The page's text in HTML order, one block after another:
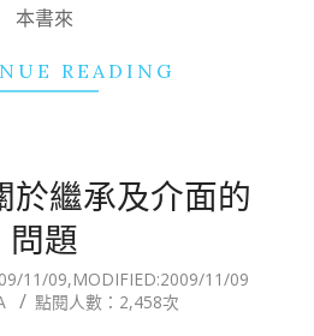
本書來
READING
於繼承及介面的
問題
11/09,MODIFIED:2009/11/09
點閱人數：2,458次